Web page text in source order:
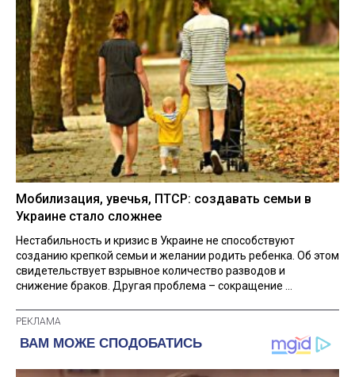
Мобилизация, увечья, ПТСР: создавать семьи в
Украине стало сложнее
Нестабильность и кризис в Украине не способствуют
созданию крепкой семьи и желании родить ребенка. Об этом
свидетельствует взрывное количество разводов и
снижение браков. Другая проблема – сокращение ...